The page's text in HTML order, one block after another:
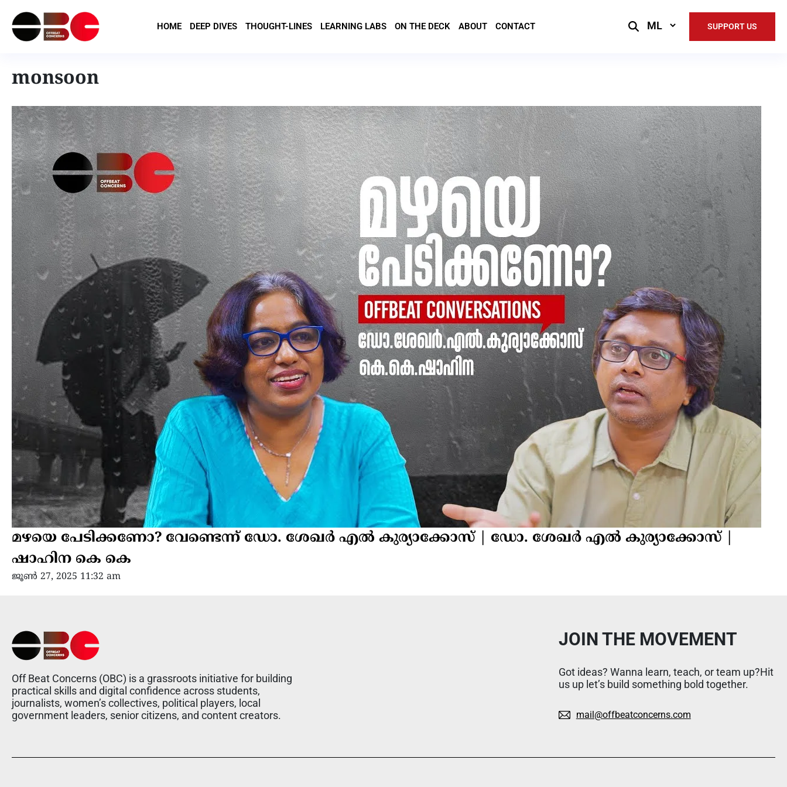
HOME DEEP DIVES THOUGHT-LINES LEARNING LABS ON THE DECK ABOUT CONTACT
Select
SUPPORT US
monsoon
മഴയെ പേടിക്കണോ? വേണ്ടെന്ന് ഡോ. ശേഖർ എൽ കുര്യാക്കോസ് | ഡോ. ശേഖർ എൽ കുര്യാക്കോസ് |
ഷാഹിന കെ കെ
ജൂൺ 27, 2025 11:32 am
Off Beat Concerns (OBC) is a grassroots initiative for building
practical skills and digital confidence across students,
journalists, women’s collectives, political players, local
government leaders, senior citizens, and content creators.
JOIN THE MOVEMENT
Got ideas? Wanna learn, teach, or team up?Hit
us up let’s build something bold together.
mail@offbeatconcerns.com